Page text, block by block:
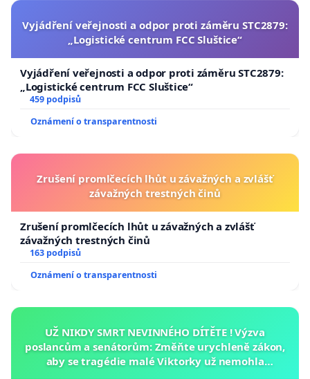
Vyjádření veřejnosti a odpor proti záměru STC2879:
„Logistické centrum FCC Sluštice“
Vyjádření veřejnosti a odpor proti záměru STC2879:
„Logistické centrum FCC Sluštice“
459 podpisů
Oznámení o transparentnosti
Zrušení promlčecích lhůt u závažných a zvlášť
závažných trestných činů
Zrušení promlčecích lhůt u závažných a zvlášť
závažných trestných činů
163 podpisů
Oznámení o transparentnosti
UŽ NIKDY SMRT NEVINNÉHO DÍTĚTE ! Výzva
poslancům a senátorům: Změňte urychleně zákon,
aby se tragédie malé Viktorky už nemohla